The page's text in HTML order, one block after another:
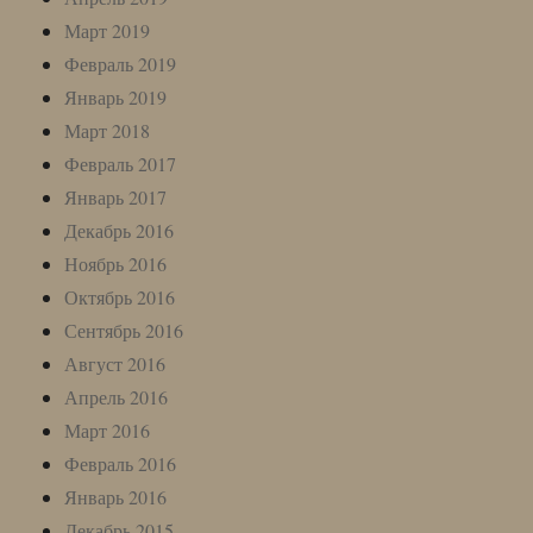
Март 2019
Февраль 2019
Январь 2019
Март 2018
Февраль 2017
Январь 2017
Декабрь 2016
Ноябрь 2016
Октябрь 2016
Сентябрь 2016
Август 2016
Апрель 2016
Март 2016
Февраль 2016
Январь 2016